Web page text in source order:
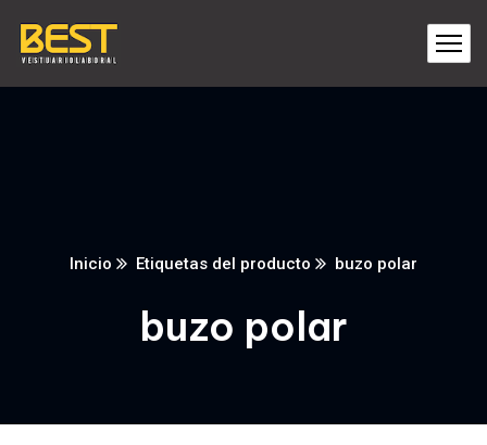
Inicio Etiquetas del producto buzo polar
buzo polar